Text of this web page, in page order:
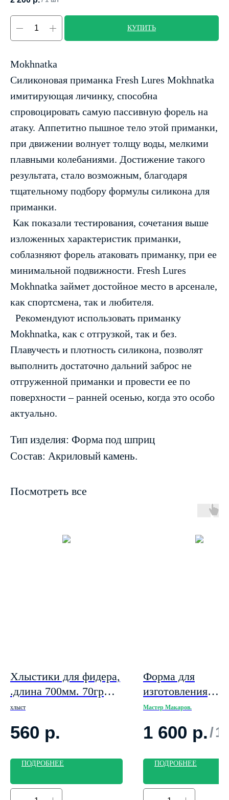
КУПИТЬ
Mokhnatka
Силиконовая приманка Fresh Lures Mokhnatka
имитирующая личинку, способна
спровоцировать самую пассивную форель на
атаку. Аппетитно пышное тело этой приманки,
при движении волнует толщу воды, мелкими
плавными колебаниями. Достижение такого
результата, стало возможным, благодаря
тщательному подбору формулы силикона для
приманки.
Как показали тестирования, сочетания выше
изложенных характеристик приманки,
соблазняют форель атаковать приманку, при ее
минимальной подвижности. Fresh Lures
Mokhnatka займет достойное место в арсенале,
как спортсмена, так и любителя.
Рекомендуют использовать приманку
Mokhnatka, как с отгрузкой, так и без.
Плавучесть и плотность силикона, позволят
выполнить достаточно дальний заброс не
отгруженной приманки и провести ее по
поверхности – ранней осенью, когда это особо
актуально.
Тип изделия: Форма под шприц
Состав: Акриловый камень.
Посмотреть все
Хлыстики для фидера,
.длина 700мм. 70гр
диаметр 2,6мм,
хлыст
560 р.
ПОДРОБНЕЕ
Форма для
изготовления
приманки "Рыбка
Мастер Макаров.
1 600 р./1
ПОДРОБНЕЕ